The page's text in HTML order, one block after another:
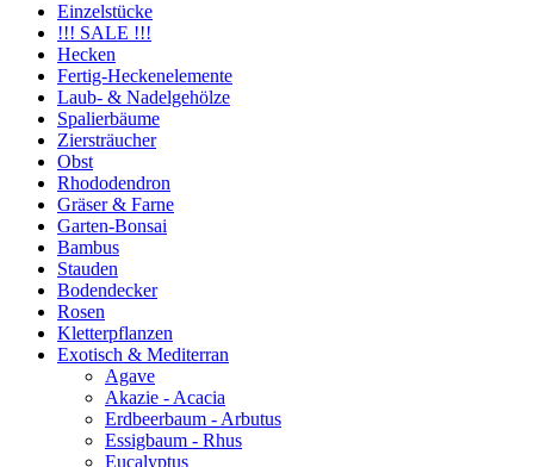
Einzelstücke
!!! SALE !!!
Hecken
Fertig-Heckenelemente
Laub- & Nadelgehölze
Spalierbäume
Ziersträucher
Obst
Rhododendron
Gräser & Farne
Garten-Bonsai
Bambus
Stauden
Bodendecker
Rosen
Kletterpflanzen
Exotisch & Mediterran
Agave
Akazie - Acacia
Erdbeerbaum - Arbutus
Essigbaum - Rhus
Eucalyptus